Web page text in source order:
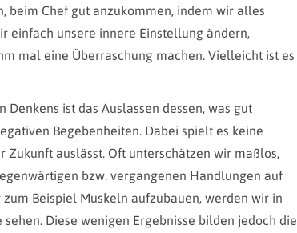
beim Chef gut anzukommen, indem wir alles
einfach unsere innere Einstellung ändern,
mal eine Überraschung machen. Vielleicht ist es
ist das Auslassen dessen, was gut
Begebenheiten. Dabei spielt es keine
Zukunft auslässt. Oft unterschätzen wir maßlos,
bzw. vergangenen Handlungen auf
Beispiel Muskeln aufzubauen, werden wir in
Diese wenigen Ergebnisse bilden jedoch die